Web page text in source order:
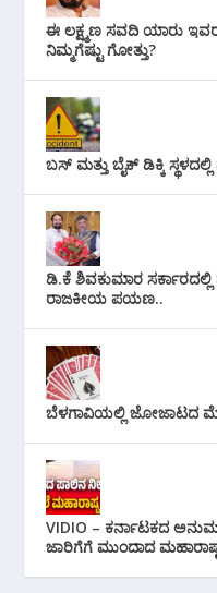
ಈ ಲಕ್ಷ್ಮಣ ಸವದಿ ಯಾರು
ನಿಮ್ಮಗೆಷ್ಟು ಗೋತ್ತು?
ಬಸ್ ಮತ್ತು ಬೈಕ್ ಡಿಕ್ಕಿ
ಡಿ.ಕೆ ಶಿವಕುಮಾರ
ರಾಜಕೀಯ ಪಯಣ..
ಬೆಳಗಾವಿಯಲ್ಲಿ ಜೋಜಾಟದ
VIDIO – ಕರ್ನಾಟಕದ
ಜಾರಿಗೆಗೆ ಮುಂದಾದ